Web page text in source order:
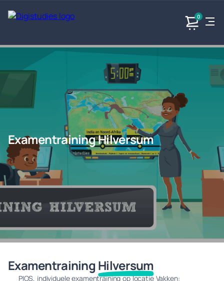
0
vakken
vakken.
vakken.
Maatschappijvakken
Geen vakken.
Examentraining Hilversum
ExamentrainingHilversum
PIOS, individuele examentraining op locatie Vakken: